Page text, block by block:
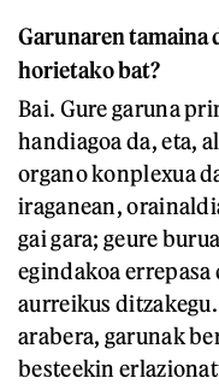
Garunaren tamaina
horietako bat?
Bai. Gure garuna
handiagoa da, eta,
organo konplexua
iraganean,
gai gara; geure
egindakoa
aurreikus
arabera, garunak
besteekin